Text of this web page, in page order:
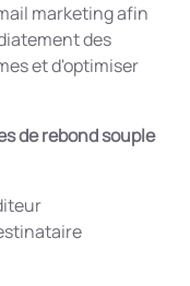
marketing afin
des
et d'optimiser
de rebond souple